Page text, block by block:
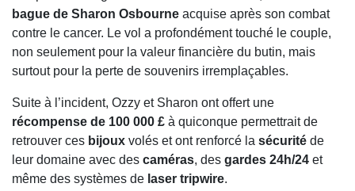
bague de Sharon Osbourne acquise après son combat
contre le cancer. Le vol a profondément touché le couple,
non seulement pour la valeur financière du butin, mais
surtout pour la perte de souvenirs irremplaçables.
Suite à l’incident, Ozzy et Sharon ont offert une
récompense de 100 000 £ à quiconque permettrait de
retrouver ces bijoux volés et ont renforcé la sécurité de
leur domaine avec des caméras, des gardes 24h/24 et
même des systèmes de laser tripwire.